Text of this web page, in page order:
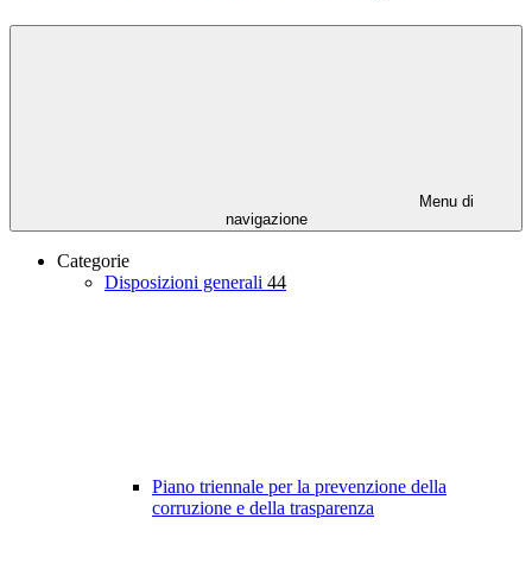
Menu di
navigazione
Categorie
Disposizioni generali 44
Piano triennale per la prevenzione della
corruzione e della trasparenza